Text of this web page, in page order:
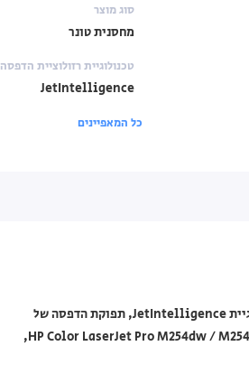
סוג מוצר
מחסנית טונר
טכנולוגיית רזולוציית הדפסה
JetIntelligence
כל המאפיינים
מחסנית טונר מקורית HP מסדרת 203X דגם CF541X בצבע ציאן, בטכנולוגיית Laser עם טכנולוגיית JetIntelligence, תפוקת הדפסה של
כ-3,200 עמודים. תואמת למדפסות HP Color LaserJet Pro M254dw / M254nw / MFP M280nw / MFP M281fdn / MFP M281fdw,